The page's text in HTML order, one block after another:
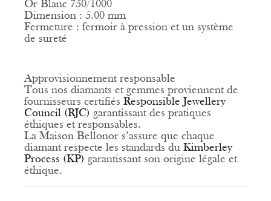
Or Blanc 750/1000
Dimension : 5.00 mm
Fermeture : fermoir à pression et un système
de sureté
Approvisionnement responsable
Tous nos diamants et gemmes proviennent de
fournisseurs certifiés Responsible Jewellery
Council (RJC) garantissant des pratiques
éthiques et responsables.
La Maison Bellonor s’assure que chaque
diamant respecte les standards du Kimberley
Process (KP) garantissant son origine légale et
éthique.